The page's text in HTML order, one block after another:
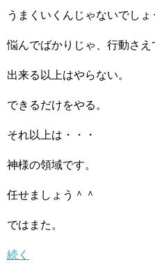
うまくいくんじゃないでしょ
悩んでばかりじゃ、行動さえ
出来る以上はやらない。
できるだけをやる。
それ以上は・・・
神様の領域です。
任せましょう＾＾
ではまた。
続く